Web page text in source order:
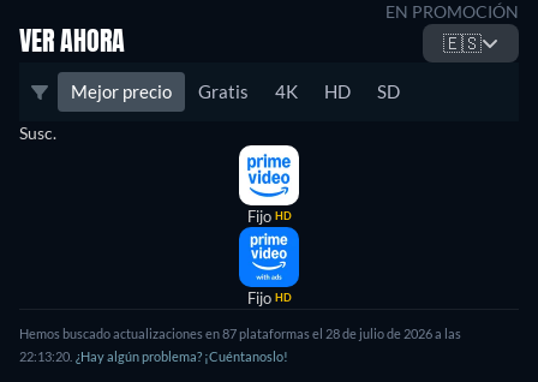
EN PROMOCIÓN
VER AHORA 🇪🇸
Mejor precio Gratis 4K HD SD
Susc.
Fijo HD
Fijo HD
Hemos buscado actualizaciones en 87 plataformas el 28 de julio de 2026 a las
22:13:20. ¿Hay algún problema? ¡Cuéntanoslo!